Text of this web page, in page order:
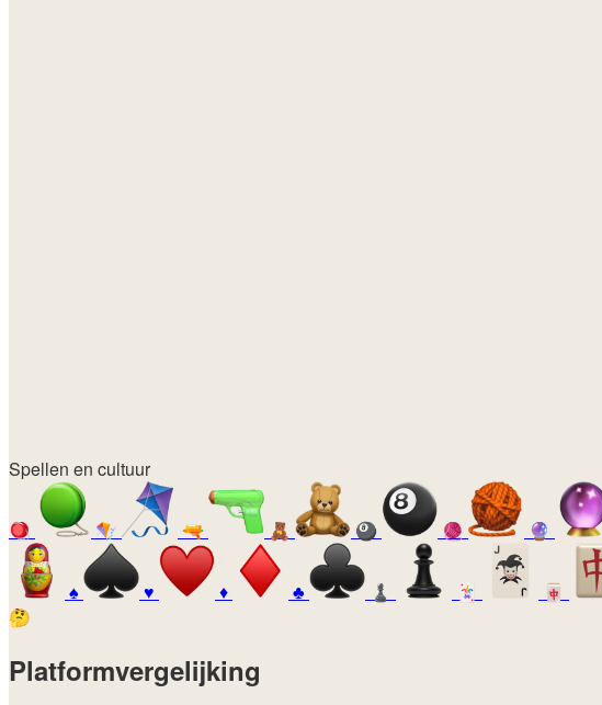
Spellen en cultuur
🪀 🪁 🔫 🧸 🎱 🧶 🔮
♠️ ♥️ ♦️ ♣️ ♟️ 🃏 🀄
🤔
Platformvergelijking